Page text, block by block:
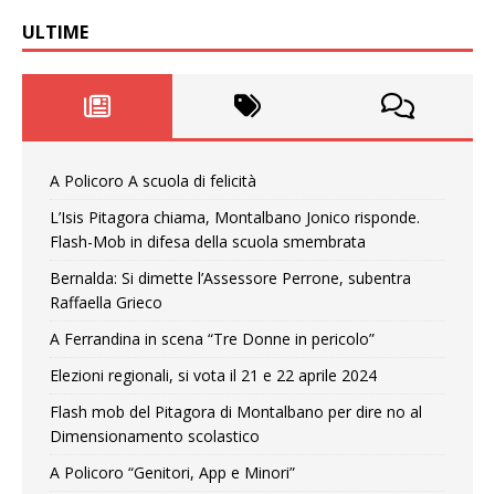
ULTIME
A Policoro A scuola di felicità
L’Isis Pitagora chiama, Montalbano Jonico risponde.
Flash-Mob in difesa della scuola smembrata
Bernalda: Si dimette l’Assessore Perrone, subentra
Raffaella Grieco
A Ferrandina in scena “Tre Donne in pericolo”
Elezioni regionali, si vota il 21 e 22 aprile 2024
Flash mob del Pitagora di Montalbano per dire no al
Dimensionamento scolastico
A Policoro “Genitori, App e Minori”